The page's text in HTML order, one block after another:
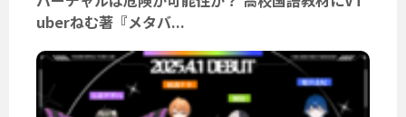
uberねむ著『メタバ...